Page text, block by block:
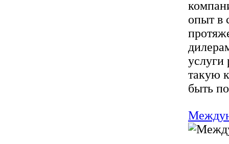
опыт в
услуги
такую
быть